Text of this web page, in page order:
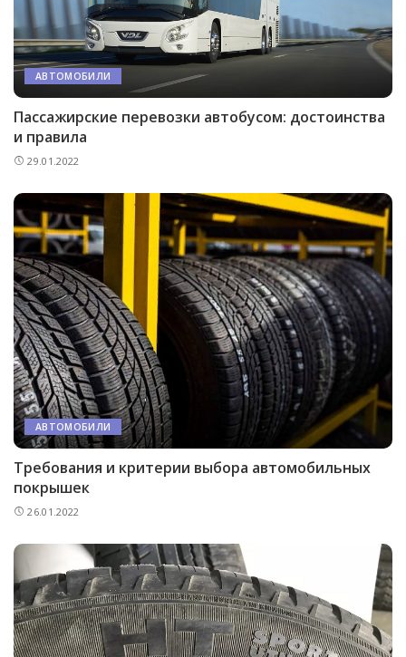
АВТОМОБИЛИ
Пассажирские перевозки автобусом: достоинства
и правила
29.01.2022
АВТОМОБИЛИ
Требования и критерии выбора автомобильных
покрышек
26.01.2022